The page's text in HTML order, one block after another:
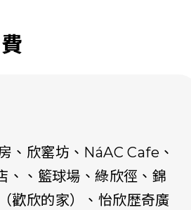
、欣窰坊、NáAC Cafe、
、、籃球場、綠欣徑、錦
歡欣的家）、怡欣歴奇廣